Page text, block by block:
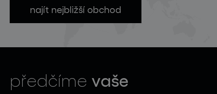
najít nejbližší obchod
předčíme vaše